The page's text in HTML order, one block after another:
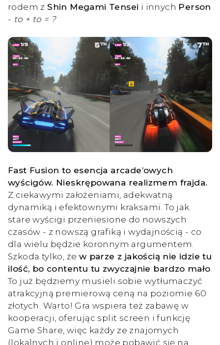
rodem zShin Megami Tensei i innych Person
- to + to = ?
Fast Fusion to esencja arcade’owych
wyścigów. Nieskrępowana realizmem frajda.
Z ciekawymi założeniami, adekwatną
dynamiką i efektownymi kraksami. To jak
stare wyścigi przeniesione do nowszych
czasów - z nowszą grafiką i wydajnością - co
dla wielu będzie koronnym argumentem.
Szkoda tylko, że w parze z jakością nie idzie tu
ilość, bo contentu tu zwyczajnie bardzo mało
To już będziemy musieli sobie wytłumaczyć
atrakcyjną premierową ceną na poziomie 60
złotych. Warto! Gra wspiera też zabawę w
kooperacji, oferując split screen i funkcję
Game Share, więc każdy ze znajomych
(lokalnych i online) może pobawić się na